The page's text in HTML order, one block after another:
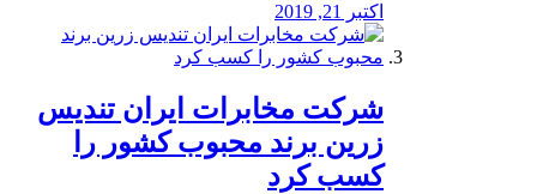
اکتبر 21, 2019
شرکت مخابرات ایران تندیس
زرین برند محبوب کشور را
کسب کرد